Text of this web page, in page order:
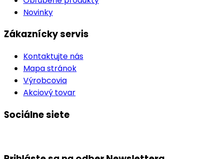
Novinky
Zákaznícky servis
Kontaktujte nás
Mapa stránok
Výrobcovia
Akciový tovar
Sociálne siete